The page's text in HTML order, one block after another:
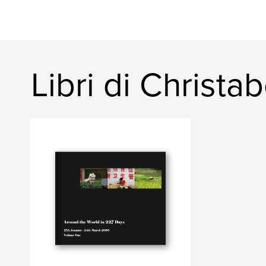
Libri di